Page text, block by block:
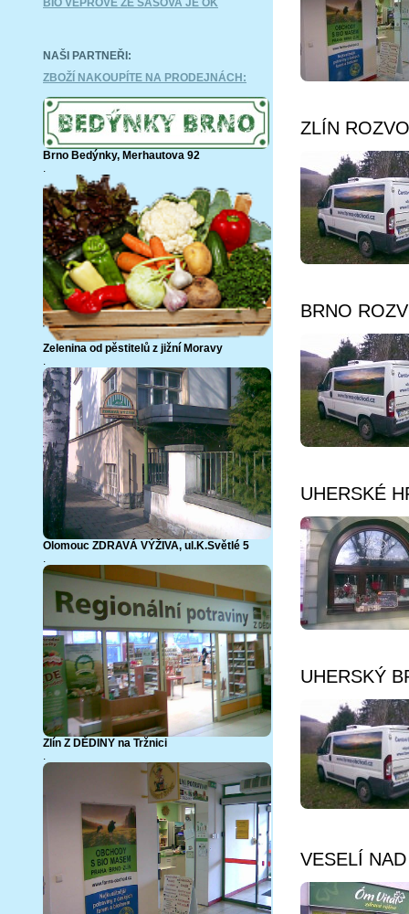
BIO VEPŘOVÉ ZE SASOVA JE OK
NAŠI PARTNEŘI:
ZBOŽÍ NAKOUPÍTE NA PRODEJNÁCH:
Brno Bedýnky, Merhautova 92
.
Zelenina od pěstitelů z jižní Moravy
.
Olomouc ZDRAVÁ VÝŽIVA, ul.K.Světlé 5
.
Zlín Z DĚDINY na Tržnici
.
ZLÍN
BRNO
UHERSKÉ
UHERSKÝ
VESELÍ